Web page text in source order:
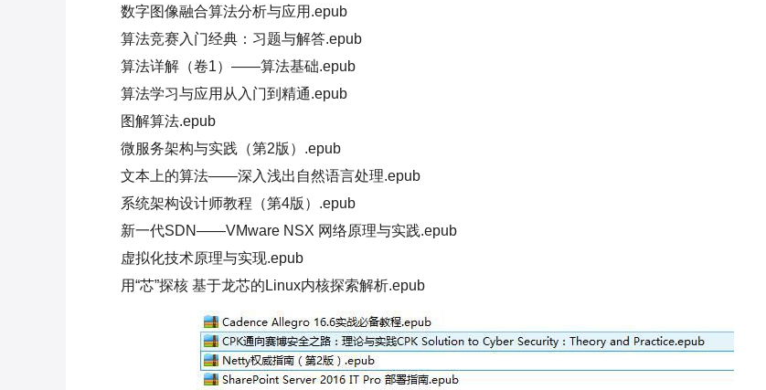
数字图像融合算法分析与应用.epub
算法竞赛入门经典：习题与解答.epub
算法详解（卷1）——算法基础.epub
算法学习与应用从入门到精通.epub
图解算法.epub
微服务架构与实践（第2版）.epub
文本上的算法——深入浅出自然语言处理.epub
系统架构设计师教程（第4版）.epub
新一代SDN——VMware NSX 网络原理与实践.epub
虚拟化技术原理与实现.epub
用“芯”探核 基于龙芯的Linux内核探索解析.epub